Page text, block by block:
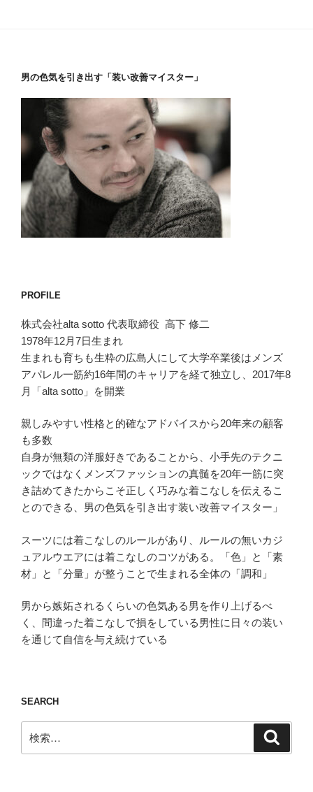
男の色気を引き出す「装い改善マイスター」
PROFILE
株式会社alta sotto 代表取締役 高下 修二
1978年12月7日生まれ
生まれも育ちも生粋の広島人にして大学卒業後はメンズ
アパレル一筋約16年間のキャリアを経て独立し、2017年8
月「alta sotto」を開業
親しみやすい性格と的確なアドバイスから20年来の顧客
も多数
自身が無類の洋服好きであることから、小手先のテクニ
ックではなくメンズファッションの真髄を20年一筋に突
き詰めてきたからこそ正しく巧みな着こなしを伝えるこ
とのできる、男の色気を引き出す装い改善マイスター」
スーツには着こなしのルールがあり、ルールの無いカジ
ュアルウエアには着こなしのコツがある。「色」と「素
材」と「分量」が整うことで生まれる全体の「調和」
男から嫉妬されるくらいの色気ある男を作り上げるべ
く、間違った着こなしで損をしている男性に日々の装い
を通じて自信を与え続けている
SEARCH
索: